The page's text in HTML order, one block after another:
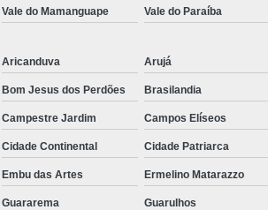
Fracionador Industrial para Queijo
Fracionador para Queijo Coalho
Fracionador Queijo
Homogeneizador de Leite
Homogeneizador de Leite
Homogeneizador de Suco
Vale do Mamanguape Vale do Paraíba
Aricanduva Arujá
Bom Jesus dos Perdões Brasilandia
Campestre Jardim Campos Elíseos
Cidade Continental Cidade Patriarca
Embu das Artes Ermelino Matarazzo
Guararema Guarulhos